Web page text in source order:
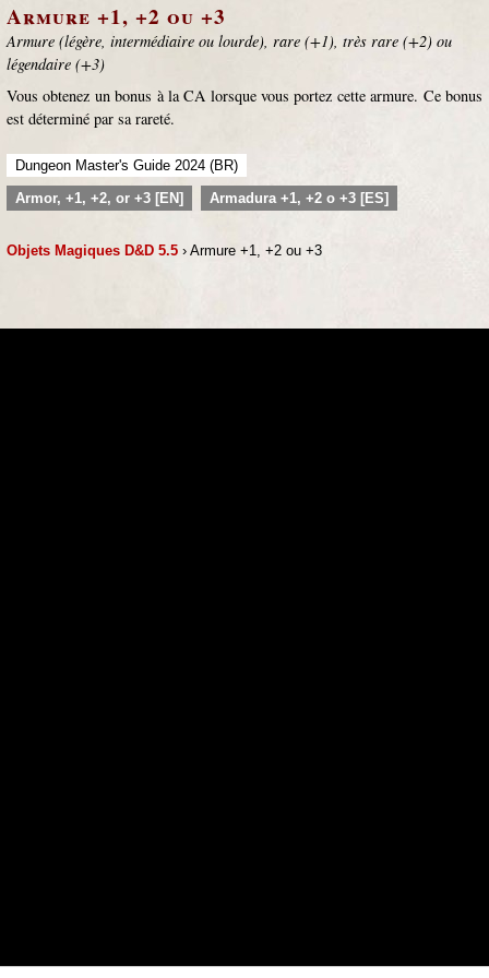
Armure +1, +2 ou +3
Armure (légère, intermédiaire ou lourde), rare (+1), très rare (+2) ou
légendaire (+3)
Vous obtenez un bonus à la CA lorsque vous portez cette armure. Ce bonus
est déterminé par sa rareté.
Dungeon Master's Guide 2024 (BR)
Armor, +1, +2, or +3 [EN]
Armadura +1, +2 o +3 [ES]
Objets Magiques D&D 5.5 › Armure +1, +2 ou +3